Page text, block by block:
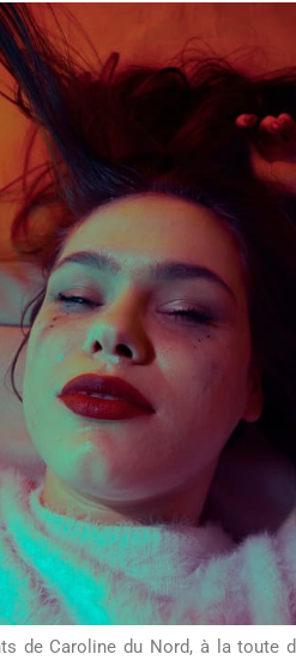
de Caroline du Nord, à la toute